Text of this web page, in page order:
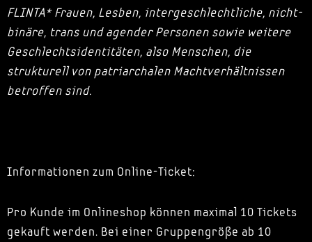
FLINTA* Frauen, Lesben, intergeschlechtliche, nicht-
binäre, trans und agender Personen sowie weitere
Geschlechtsidentitäten, also Menschen, die
strukturell von patriarchalen Machtverhältnissen
betroffen sind.
Informationen zum Online-Ticket:
Pro Kunde im Onlineshop können maximal 10 Tickets
gekauft werden. Bei einer Gruppengröße ab 10